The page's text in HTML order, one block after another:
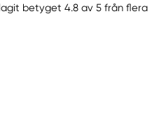
betyget 4.8 av 5 från flera